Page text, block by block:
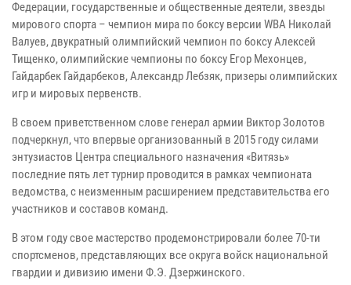
Федерации, государственные и общественные деятели, звезды
мирового спорта – чемпион мира по боксу версии WBA Николай
Валуев, двукратный олимпийский чемпион по боксу Алексей
Тищенко, олимпийские чемпионы по боксу Егор Мехонцев,
Гайдарбек Гайдарбеков, Александр Лебзяк, призеры олимпийских
игр и мировых первенств.
В своем приветственном слове генерал армии Виктор Золотов
подчеркнул, что впервые организованный в 2015 году силами
энтузиастов Центра специального назначения «Витязь»
последние пять лет турнир проводится в рамках чемпионата
ведомства, с неизменным расширением представительства его
участников и составов команд.
В этом году свое мастерство продемонстрировали более 70-ти
спортсменов, представляющих все округа войск национальной
гвардии и дивизию имени Ф.Э. Дзержинского.